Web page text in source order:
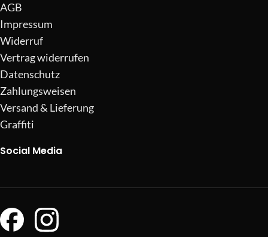
AGB
Impressum
Widerruf
Vertrag widerrufen
Datenschutz
Zahlungsweisen
Versand & Lieferung
Graffiti
Social Media